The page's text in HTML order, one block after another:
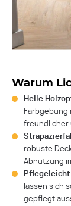
Warum
Helle
Farbgebung
freundlicher
robuste
Abnutzung
Pflegeleicht
lassen sich
gepflegt